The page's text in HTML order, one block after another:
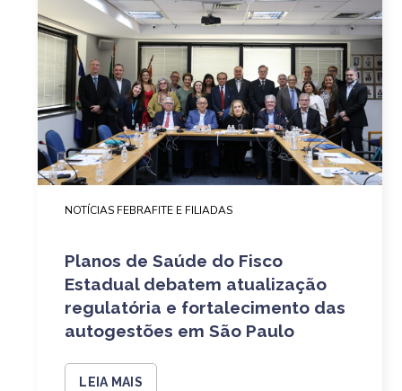
NOTÍCIAS FEBRAFITE E FILIADAS
Planos de Saúde do Fisco
Estadual debatem atualização
regulatória e fortalecimento das
autogestões em São Paulo
LEIA MAIS